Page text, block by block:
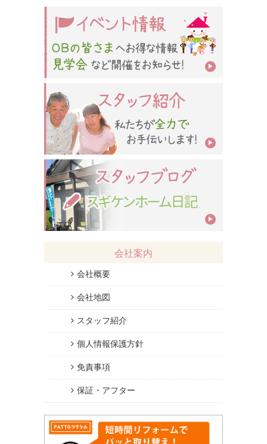
会社案内
会社概要
会社地図
スタッフ紹介
個人情報保護方針
免責事項
保証・アフター